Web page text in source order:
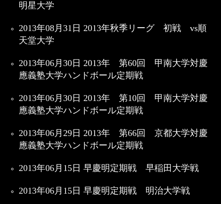
明星大学
2013年08月31日 2013年秋季リーグ 初戦 vs順
天堂大学
2013年06月30日 2013年 第60回 甲南大学対慶
應義塾大学ハンドボール定期戦
2013年06月30日 2013年 第10回 甲南大学対慶
應義塾大学ハンドボール定期戦
2013年06月29日 2013年 第66回 京都大学対慶
應義塾大学ハンドボール定期戦
2013年06月15日 早慶明定期戦 早稲田大学戦
2013年06月15日 早慶明定期戦 明治大学戦